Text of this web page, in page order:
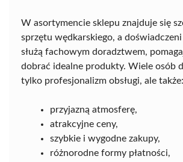
W asortymencie sklepu znajduje się
sprzętu wędkarskiego, a
służą fachowym doradztwem,
dobrać idealne produkty. Wiele osób
tylko profesjonalizm obsługi, ale także:
przyjazną atmosferę,
atrakcyjne ceny,
szybkie i wygodne zakupy,
różnorodne formy płatności,